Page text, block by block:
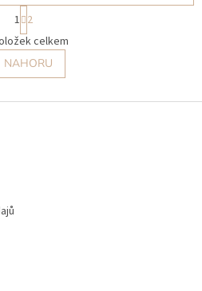
O
v
l
á
S
t
r
á
n
k
v
1 2
celkem
NAHORU